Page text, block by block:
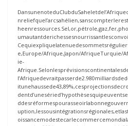
e,Europe/Afrique,Japon/AfriqueTurquie/
ie-